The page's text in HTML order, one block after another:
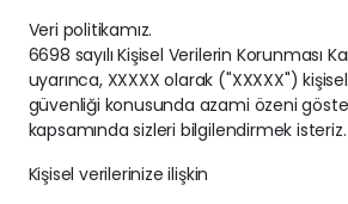
Veri politikamız.
6698 sayılı Kişisel Verilerin Korunması
uyarınca, XXXXX olarak ("XXXXX")
güvenliği konusunda azami özeni
kapsamında sizleri bilgilendirmek isteriz.
Kişisel verilerinize ilişkin